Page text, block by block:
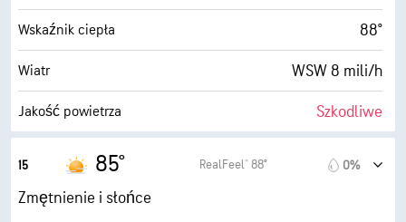
Punkt rosy 63° F
AccuLumen Brightness Index™ 9 (B. jasne)
Zachmurzenie 17%
Wskaźnik ciepła 88°
Wiatr WSW 8 mili/h
Jakość powietrza Szkodliwe
Maksymalny wskaźnik UV
Porywy wiatru
15 85° RealFeel® 88° 0%
Zmętnienie i słońce